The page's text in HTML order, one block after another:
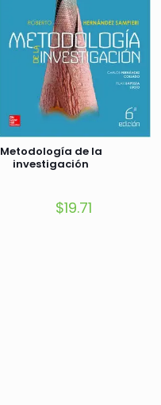
Metodología de la
investigación
$19.71